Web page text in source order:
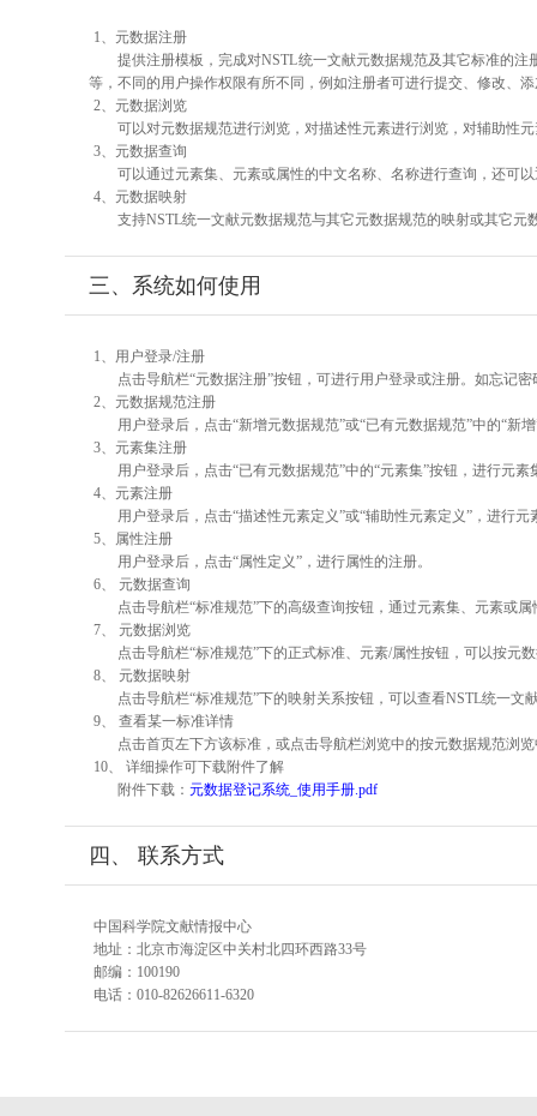
1、元数据注册
提供注册模板，完成对NSTL统一文献元数据规范及其它标准的
等，不同的用户操作权限有所不同，例如注册者可进行提交、修改、
2、元数据浏览
可以对元数据规范进行浏览，对描述性元素进行浏览，对辅助性
3、元数据查询
可以通过元素集、元素或属性的中文名称、名称进行查询，还可
4、元数据映射
支持NSTL统一文献元数据规范与其它元数据规范的映射或其它元
三、系统如何使用
1、用户登录/注册
点击导航栏“元数据注册”按钮，可进行用户登录或注册。如忘记
2、元数据规范注册
用户登录后，点击“新增元数据规范”或“已有元数据规范”中的“新
3、元素集注册
用户登录后，点击“已有元数据规范”中的“元素集”按钮，进行元素
4、元素注册
用户登录后，点击“描述性元素定义”或“辅助性元素定义”，进行元
5、属性注册
用户登录后，点击“属性定义”，进行属性的注册。
6、 元数据查询
点击导航栏“标准规范”下的高级查询按钮，通过元素集、元素或
7、 元数据浏览
点击导航栏“标准规范”下的正式标准、元素/属性按钮，可以按元
8、 元数据映射
点击导航栏“标准规范”下的映射关系按钮，可以查看NSTL统一文
9、 查看某一标准详情
点击首页左下方该标准，或点击导航栏浏览中的按元数据规范浏
10、 详细操作可下载附件了解
附件下载： 元数据登记系统_使用手册.pdf
四、 联系方式
中国科学院文献情报中心
地址：北京市海淀区中关村北四环西路33号
邮编：100190
电话：010-82626611-6320